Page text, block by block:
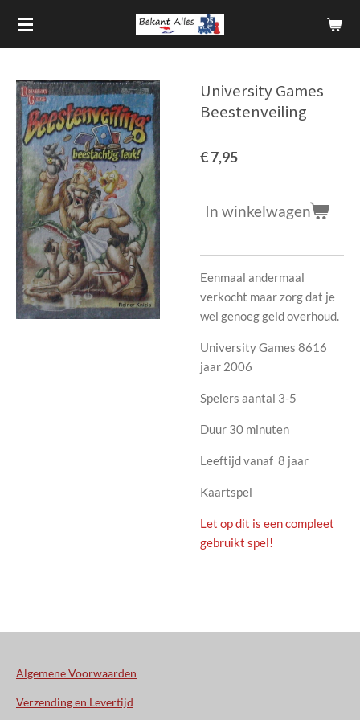
Ga
direct
hoofdinhoud
University Games
Beestenveiling
€ 7,95
In winkelwagen
Eenmaal andermaal
verkocht maar zorg dat je
wel genoeg geld overhoud.
University Games 8616
jaar 2006
Spelers aantal 3-5
Duur 30 minuten
Leeftijd vanaf 8 jaar
Kaartspel
Let op dit is een compleet
gebruikt spel!
Algemene Voorwaarden
Verzending en Levertijd